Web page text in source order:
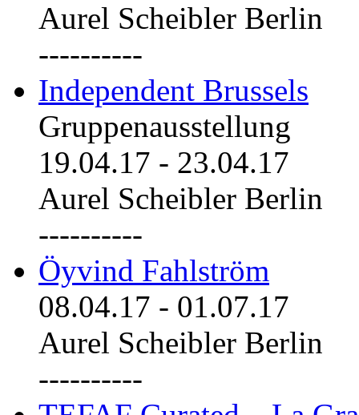
Aurel Scheibler Berlin
----------
Independent Brussels
Gruppenausstellung
19.04.17 - 23.04.17
Aurel Scheibler Berlin
----------
Öyvind Fahlström
08.04.17 - 01.07.17
Aurel Scheibler Berlin
----------